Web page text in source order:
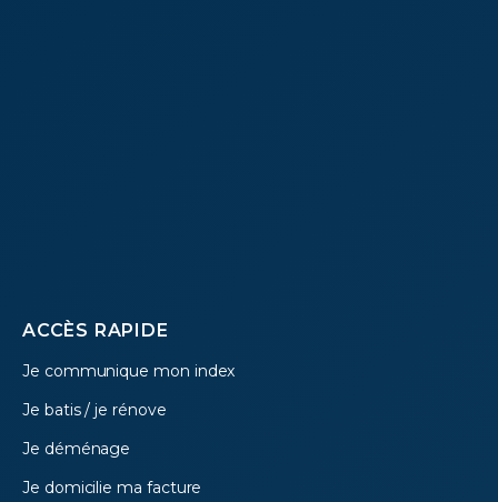
Footer
menu
ACCÈS RAPIDE
Je communique mon index
Je batis / je rénove
Je déménage
Je domicilie ma facture